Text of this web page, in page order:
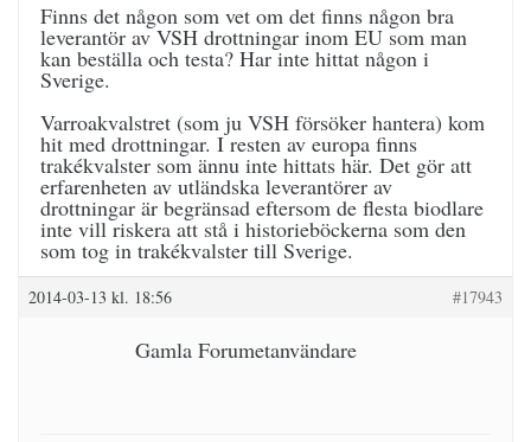
Finns det någon som vet om det finns någon bra
leverantör av VSH drottningar inom EU som man
kan beställa och testa? Har inte hittat någon i
Sverige.
Varroakvalstret (som ju VSH försöker hantera) kom
hit med drottningar. I resten av europa finns
trakékvalster som ännu inte hittats här. Det gör att
erfarenheten av utländska leverantörer av
drottningar är begränsad eftersom de flesta biodlare
inte vill riskera att stå i historieböckerna som den
som tog in trakékvalster till Sverige.
2014-03-13 kl. 18:56 #17943
Gamla Forumetanvändare